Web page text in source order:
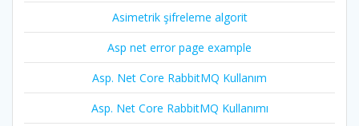
Asimetrik şifreleme algorit
Asp net error page example
Asp. Net Core RabbitMQ Kullanım
Asp. Net Core RabbitMQ Kullanımı